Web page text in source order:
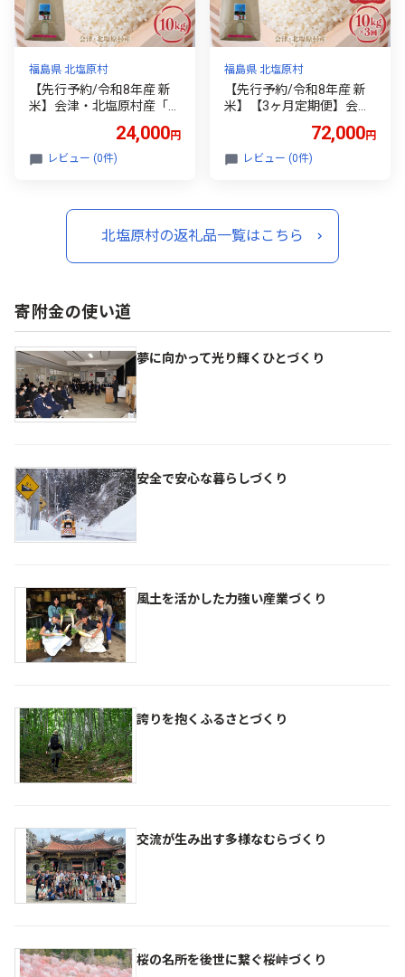
福島県 北塩原村
【先行予約/令和8年産 新
米】会津・北塩原村産「ひ
田米・標高500ｍ里山栽
培） 【ふるさと納税 人気
米 福島 会津 裏磐梯 北塩原
送料無料】 KBK039
24,000円
レビュー (0件)
福島県 北塩原村
【先行予約/令和8年産 新
米】【3ヶ月定期便】会
れ」10kg×3回お届け(大塩
棚田米・標高500ｍ里山栽
とめぼれ 定期便 大塩棚田
米 福島 会津 裏磐梯 北塩原
72,000円
レビュー (0件)
北塩原村の返礼品一覧はこちら
寄附金の使い道
夢に向かって光り輝くひとづくり
安全で安心な暮らしづくり
風土を活かした力強い産業づくり
誇りを抱くふるさとづくり
交流が生み出す多様なむらづくり
桜の名所を後世に繋ぐ桜峠づくり